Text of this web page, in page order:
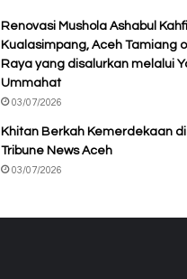
Renovasi Mushola Ashabul
Kualasimpang, Aceh Tamiang
Raya yang disalurkan melalui
Ummahat
03/07/2026
Khitan Berkah Kemerdekaan di
Tribune News Aceh
03/07/2026